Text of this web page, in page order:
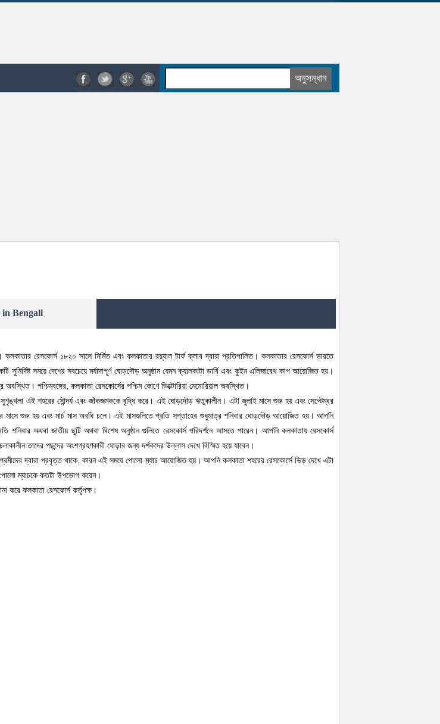
in Bengali
রেসকোর্স ১৮২০ সালে নির্মিত এবং কলকাতার রয়্যাল টার্ফ ক্লাব দ্বারা প্রতিপালিত। কলকাতার রেসকোর্স ভারতে
সময়ে দেশের সবচেয়ে মর্যাদাপূর্ণ ঘোড়দৌড় অনুষ্ঠান যেমন ক্যালকাটা ডার্বি এবং কুইন এলিজাবেথ কাপ আয়োজিত হয়।
অবস্থিত। পশ্চিমবঙ্গের, কলকাতা রেসকোর্সের পশ্চিম কোণে ভিক্টোরিয়া মেমোরিয়াল অবস্থিত।
সুশৃঙ্খলা এই শহরের সৌন্দর্য এবং জাঁকজমককে বৃদ্ধি করে। এই ঘোড়দৌড় ঋতুকালীন। এটা জুলাই মাসে শুরু হয় এবং সেপ্টেম্বর
মাসে শুরু হয় এবং মার্চ মাস অবধি চলে। এই মাসগুলিতে প্রতি সপ্তাহের শুধুমাত্র শনিবার ঘোড়দৌড় আয়োজিত হয়। আপনি
অথবা জাতীয় ছুটি অথবা বিশেষ অনুষ্ঠান গুলিতে রেসকোর্স পরিদর্শনে আসতে পারেন। আপনি কলকাতায় রেসকোর্স
তাদের পছন্দের অংশগ্রহণকারী ঘোড়ার জন্য দর্শকদের উল্লাস দেখে বিস্মিত হয়ে যাবেন।
দ্বারা প্রবৃত্ত থাকে, কারন এই সময়ে পোলো ম্যাচ আয়োজিত হয়। আপনি কলকাতা শহরের রেসকোর্সে ভিড় দেখে এটা
পোলো ম্যাচকে কতটা উপভোগ করেন।
করে কলকাতা রেসকোর্স কর্তৃপক্ষ।